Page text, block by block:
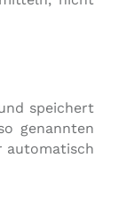
speichert
genannten
automatisch